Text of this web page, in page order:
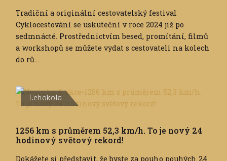
Tradiční a originální cestovatelský festival
Cyklocestování se uskuteční v roce 2024 již po
sedmnácté. Prostřednictvím besed, promítání, filmů
a workshopů se můžete vydat s cestovateli na kolech
do rů...
Lehokola
1256 km s průměrem 52,3 km/h. To je nový 24
hodinový světový rekord!
Dokážete si představit, že byste za pouho pouhých 24